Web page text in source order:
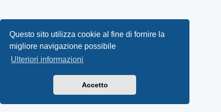
Questo sito utilizza cookie al fine di fornire la
migliore navigazione possibile
Ulteriori informazioni
Accetto